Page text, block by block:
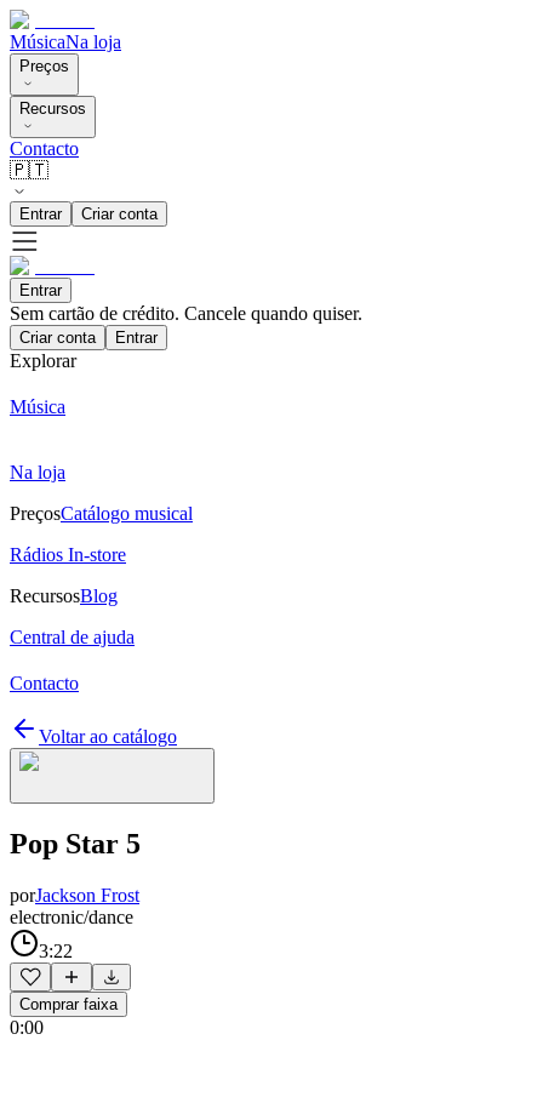
MúsicaNa loja
Preços
Recursos
Contacto
🇵🇹
Entrar Criar conta
Entrar
Sem cartão de crédito. Cancele quando quiser.
Criar conta Entrar
Explorar
Música
Na loja
PreçosCatálogo musical
Rádios In-store
RecursosBlog
Central de ajuda
Contacto
Voltar ao catálogo
Pop Star 5
porJackson Frost
electronic/dance
3:22
Comprar faixa
0:00